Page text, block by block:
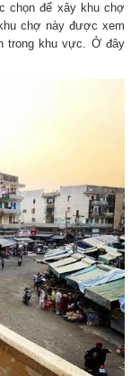
chọn để xây khu chợ
chợ này được xem
trong khu vực. Ở đây